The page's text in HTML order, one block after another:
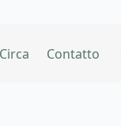
Circa Contatto